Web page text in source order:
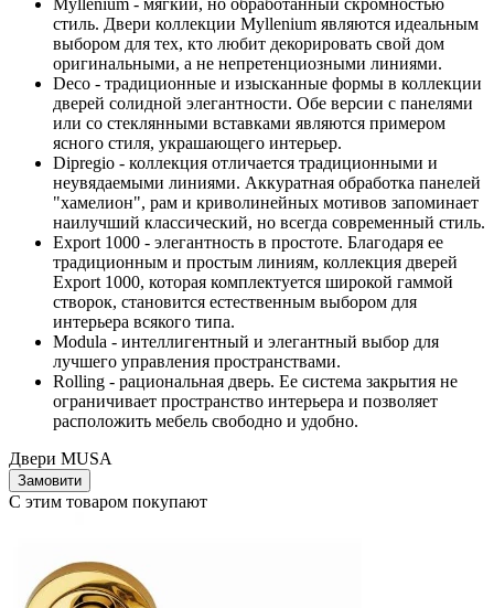
Myllenium - мягкий, но обработанный скромностью
стиль. Двери коллекции Myllenium являются идеальным
выбором для тех, кто любит декорировать свой дом
оригинальными, а не непретенциозными линиями.
Deco - традиционные и изысканные формы в коллекции
дверей солидной элегантности. Обе версии с панелями
или со стеклянными вставками являются примером
ясного стиля, украшающего интерьер.
Dipregio - коллекция отличается традиционными и
неувядаемыми линиями. Аккуратная обработка панелей
"хамелион", рам и криволинейных мотивов запоминает
наилучший классический, но всегда современный стиль.
Export 1000 - элегантность в простоте. Благодаря ее
традиционным и простым линиям, коллекция дверей
Export 1000, которая комплектуется широкой гаммой
створок, становится естественным выбором для
интерьера всякого типа.
Modula - интеллигентный и элегантный выбор для
лучшего управления пространствами.
Rolling - рациональная дверь. Ее система закрытия не
ограничивает пространство интерьера и позволяет
расположить мебель свободно и удобно.
Двери MUSA
Замовити
С этим товаром покупают